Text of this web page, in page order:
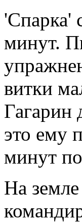
'Спарка'
минут.
витки
Гагарин
это ему
минут
На